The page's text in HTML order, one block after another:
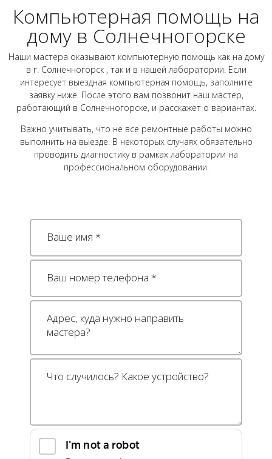
Компьютерная помощь на
дому в Солнечногорске
Наши мастера оказывают компьютерную помощь как на дому
в г. Солнечногорск , так и в нашей лаборатории. Если
интересует выездная компьютерная помощь, заполните
заявку ниже. После этого вам позвонит наш мастер,
работающий в Солнечногорске, и расскажет о вариантах.
Важно учитывать, что не все ремонтные работы можно
выполнить на выезде. В некоторых случаях обязательно
проводить диагностику в рамках лаборатории на
профессиональном оборудовании.